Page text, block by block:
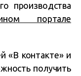
производства
портале
«В контакте» и
получить